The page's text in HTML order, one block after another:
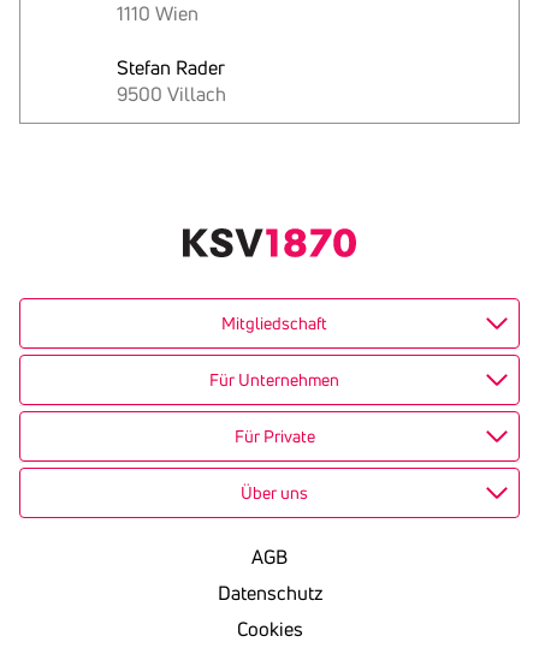
1110 Wien
Stefan Rader
9500 Villach
Mitgliedschaft
Für Unternehmen
Für Private
Über uns
AGB
Datenschutz
Cookies